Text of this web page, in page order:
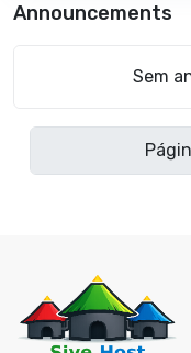
Announcements
Sem